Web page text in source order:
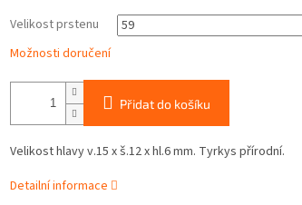
Velikost prstenu
Možnosti doručení
Přidat do košíku
Velikost hlavy v.15 x š.12 x hl.6 mm. Tyrkys přírodní.
Detailní informace